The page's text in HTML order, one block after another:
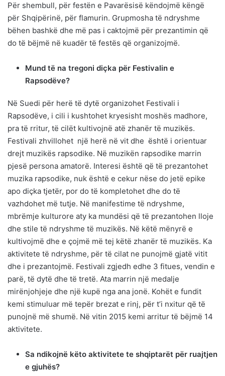
Për shembull, për festën e Pavarësisë këndojmë këngë
për Shqipërinë, për flamurin. Grupmosha të ndryshme
bëhen bashkë dhe më pas i caktojmë për prezantimin që
do të bëjmë në kuadër të festës që organizojmë.
Mund të na tregoni diçka për Festivalin e
Rapsodëve?
Në Suedi për herë të dytë organizohet Festivali i
Rapsodëve, i cili i kushtohet kryesisht moshës madhore,
pra të rritur, të cilët kultivojnë atë zhanër të muzikës.
Festivali zhvillohet një herë në vit dhe është i orientuar
drejt muzikës rapsodike. Në muzikën rapsodike marrin
pjesë persona amatorë. Interesi është që të prezantohet
muzika rapsodike, nuk është e cekur nëse do jetë epike
apo diçka tjetër, por do të kompletohet dhe do të
vazhdohet më tutje. Në manifestime të ndryshme,
mbrëmje kulturore aty ka mundësi që të prezantohen lloje
dhe stile të ndryshme të muzikës. Në këtë mënyrë e
kultivojmë dhe e çojmë më tej këtë zhanër të muzikës. Ka
aktivitete të ndryshme, për të cilat ne punojmë gjatë vitit
dhe i prezantojmë. Festivali zgjedh edhe 3 fitues, vendin e
parë, të dytë dhe të tretë. Ata marrin një medalje
mirënjohjeje dhe një kupë nga ana jonë. Kohët e fundit
kemi stimuluar më tepër brezat e rinj, për t’i nxitur që të
punojnë më shumë. Në vitin 2015 kemi arritur të bëjmë 14
aktivitete.
Sa ndikojnë këto aktivitete te shqiptarët për ruajtjen
e gjuhës?